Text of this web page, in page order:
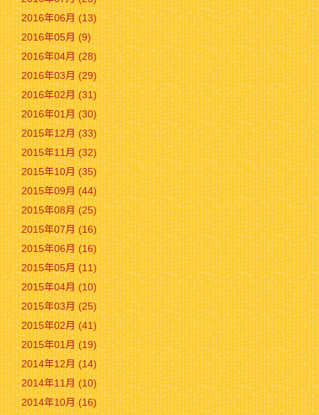
2016年06月 (13)
2016年05月 (9)
2016年04月 (28)
2016年03月 (29)
2016年02月 (31)
2016年01月 (30)
2015年12月 (33)
2015年11月 (32)
2015年10月 (35)
2015年09月 (44)
2015年08月 (25)
2015年07月 (16)
2015年06月 (16)
2015年05月 (11)
2015年04月 (10)
2015年03月 (25)
2015年02月 (41)
2015年01月 (19)
2014年12月 (14)
2014年11月 (10)
2014年10月 (16)